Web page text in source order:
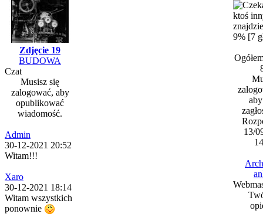
Zdjęcie 19
BUDOWA
Czat
Musisz się
zalogować, aby
opublikować
wiadomość.
Admin
30-12-2021 20:52
Witam!!!
Xaro
30-12-2021 18:14
Witam wszystkich
ponownie
9% [7
13/